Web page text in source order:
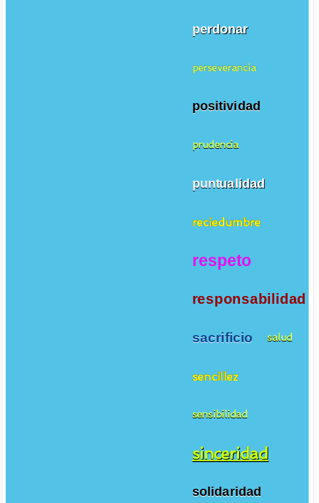
perdonar
perseverancia
positividad
prudencia
puntualidad
reciedumbre
respeto
responsabilidad
sacrificio salud
sencillez
sensibilidad
sinceridad
solidaridad